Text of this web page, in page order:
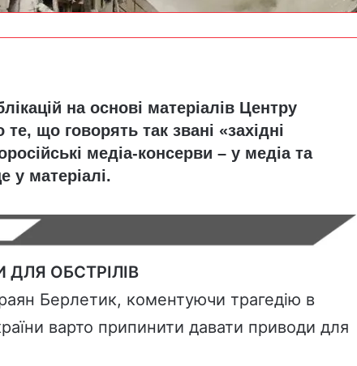
на основі матеріалів Центру
те, що говорять так звані «західні
медіа-консерви – у медіа та
у матеріалі.
ОБСТРІЛІВ
Берлетик, коментуючи трагедію в
варто припинити давати приводи для